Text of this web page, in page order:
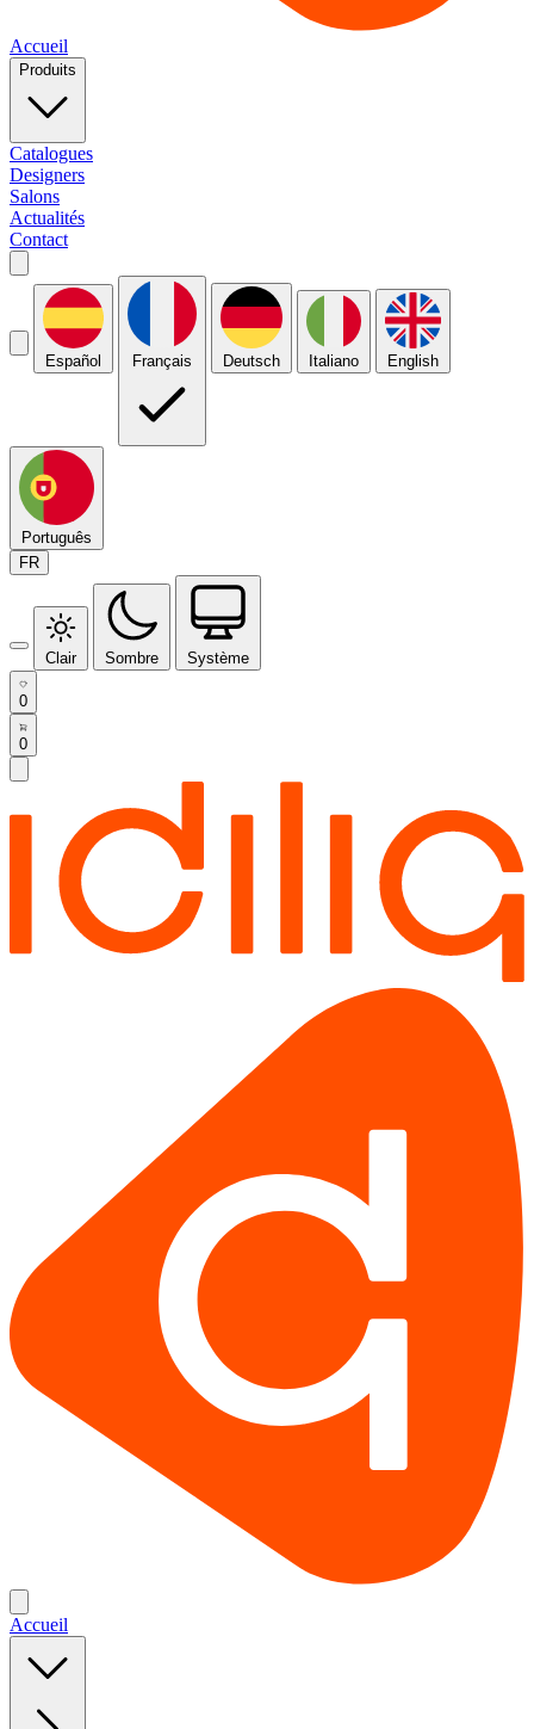
Accueil
Produits
Catalogues
Designers
Salons
Actualités
Contact
Español Français Deutsch Italiano English
Português
FR
Clair Sombre Système
0
0
Accueil